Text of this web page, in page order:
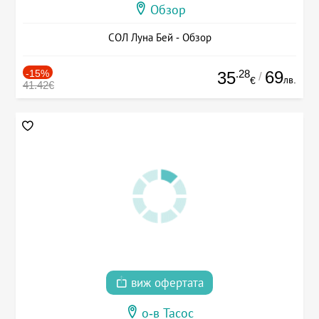
Обзор
СОЛ Луна Бей - Обзор
-15%
41.42€ 35.28
€ / 69лв.
виж офертата
о-в Тасос